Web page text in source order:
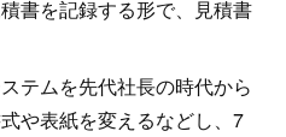
書を記録する形で、見積書
テムを先代社長の時代から
や表紙を変えるなどし、7